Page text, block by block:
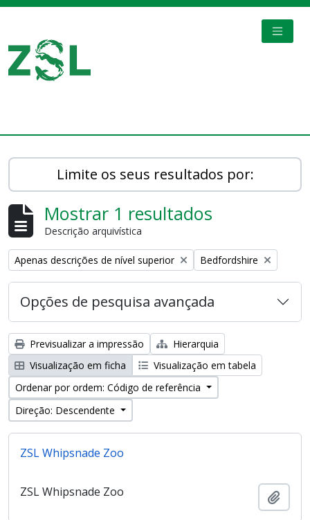
Limite os seus resultados por:
Mostrar 1 resultados
Descrição arquivística
Remove filter:
Apenas descrições de nível superior Remove filter:
Bedfordshire
Opções de pesquisa avançada
Previsualizar a impressão
Hierarquia
Visualização em ficha
Visualização em tabela
Ordenar por ordem: Código de referência
Direção: Descendente
ZSL Whipsnade Zoo
ZSL Whipsnade Zoo